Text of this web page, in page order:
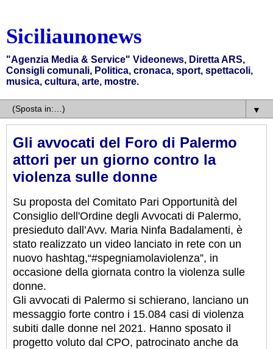
Siciliaunonews
"Agenzia Media & Service" Videonews, Diretta ARS,
Consigli comunali, Politica, cronaca, sport, spettacoli,
musica, cultura, arte, mostre.
▼
Gli avvocati del Foro di Palermo
attori per un giorno contro la
violenza sulle donne
Su proposta del Comitato Pari Opportunità del
Consiglio dell'Ordine degli Avvocati di Palermo,
presieduto dall’Avv. Maria Ninfa Badalamenti, è
stato realizzato un video lanciato in rete con un
nuovo hashtag,“#spegniamolaviolenza”, in
occasione della giornata contro la violenza sulle
donne.
Gli avvocati di Palermo si schierano, lanciano un
messaggio forte contro i 15.084 casi di violenza
subiti dalle donne nel 2021. Hanno sposato il
progetto voluto dal CPO, patrocinato anche da